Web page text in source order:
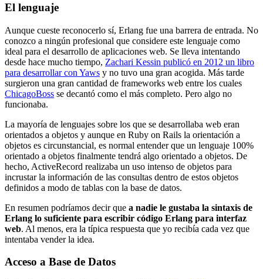
El lenguaje
Aunque cueste reconocerlo sí, Erlang fue una barrera de entrada. No
conozco a ningún profesional que considere este lenguaje como
ideal para el desarrollo de aplicaciones web. Se lleva intentando
desde hace mucho tiempo, Zachari Kessin publicó en 2012 un libro
para desarrollar con Yaws y no tuvo una gran acogida. Más tarde
surgieron una gran cantidad de frameworks web entre los cuales
ChicagoBoss se decantó como el más completo. Pero algo no
funcionaba.
La mayoría de lenguajes sobre los que se desarrollaba web eran
orientados a objetos y aunque en Ruby on Rails la orientación a
objetos es circunstancial, es normal entender que un lenguaje 100%
orientado a objetos finalmente tendrá algo orientado a objetos. De
hecho, ActiveRecord realizaba un uso intenso de objetos para
incrustar la información de las consultas dentro de estos objetos
definidos a modo de tablas con la base de datos.
En resumen podríamos decir que a nadie le gustaba la sintaxis de
Erlang lo suficiente para escribir código Erlang para interfaz
web. Al menos, era la típica respuesta que yo recibía cada vez que
intentaba vender la idea.
Acceso a Base de Datos